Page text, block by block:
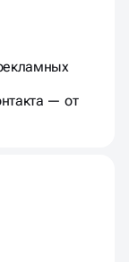
— от